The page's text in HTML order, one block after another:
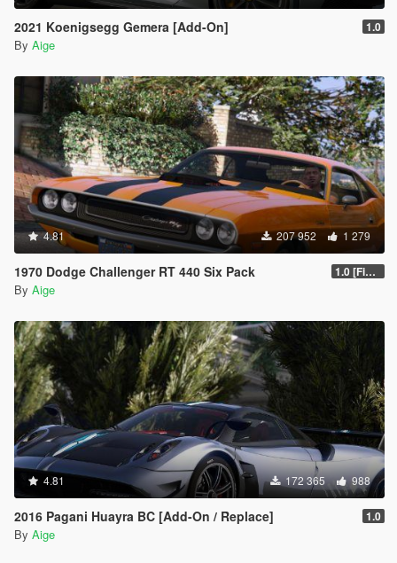
2021 Koenigsegg Gemera [Add-On] 1.0
By Aige
4.81 207 952 1 279
1970 Dodge Challenger RT 440 Six Pack 1.0 [Final]
By Aige
4.81 172 365 988
2016 Pagani Huayra BC [Add-On / Replace] 1.0
By Aige